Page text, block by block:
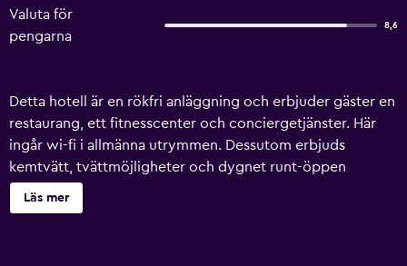
Valuta för
pengarna
8,6
Detta hotell är en rökfri anläggning och erbjuder gäster en
restaurang, ett fitnesscenter och conciergetjänster. Här
ingår wi-fi i allmänna utrymmen. Dessutom erbjuds
kemtvätt, tvättmöjligheter och dygnet runt-öppen
reception. Yomo Mola Park erbjuder 80 luftkonditionerade
rum med minibar och värdeförvaringsskåp. 32-tums
Läs mer